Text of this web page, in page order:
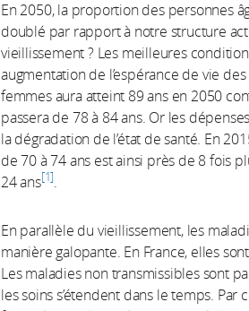
En 2050, la proportion des personnes
doublé par rapport à notre structure
vieillissement ? Les meilleures
augmentation de l’espérance de vie
femmes aura atteint 89 ans en 2050
passera de 78 à 84 ans. Or les
la dégradation de l’état de santé. En
de 70 à 74 ans est ainsi près de 8 fois
24 ans 1 .
En parallèle du vieillissement, les
manière galopante. En France, elles
Les maladies non transmissibles sont
les soins s’étendent dans le temps.